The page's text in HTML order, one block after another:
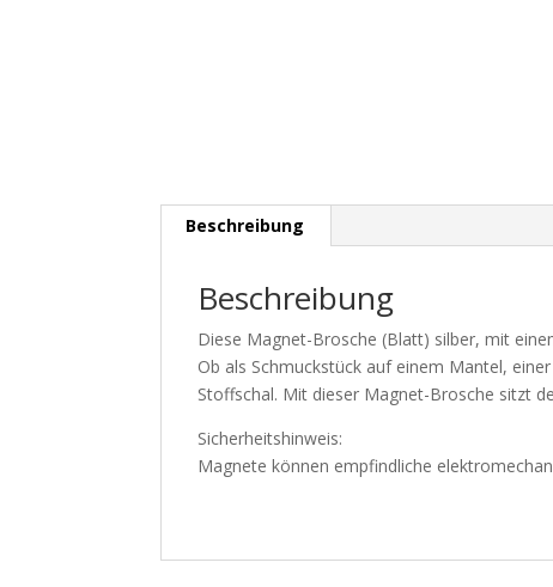
Beschreibung
Beschreibung
Diese Magnet-Brosche (Blatt) silber, mit
Ob als Schmuckstück auf einem Mantel,
Stoffschal. Mit dieser Magnet-Brosche sitzt
Sicherheitshinweis:
Magnete können empfindliche